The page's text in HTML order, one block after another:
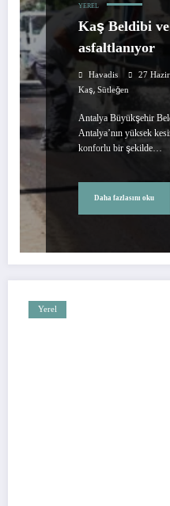
YEREL
Kaş Beldibi
asfaltlanıyor
Havadis 27
Kaş, Sütleğen
Antalya Büyükşehir
Antalya’nın yüksek
konforlu bir şekilde…
Daha fazlasını oku
Yerel